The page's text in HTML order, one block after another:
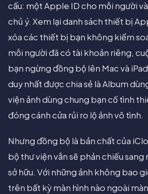
cấu: một Apple ID cho mỗi người
chủ ý. Xem lại danh sách thiết bị
xóa các thiết bị bạn không kiểm
mỗi người đã có tài khoản riêng,
bạn ngừng đồng bộ lên Mac và
duy nhất được chia sẻ là Album
viện ảnh dùng chung bạn cố tình
đóng cánh cửa rủi ro lộ ảnh vô tình.
Nhưng đồng bộ là bản chất của
bộ thư viện vẫn sẽ phản chiếu
sở hữu. Với những ảnh không bao
trên bất kỳ màn hình nào ngoài